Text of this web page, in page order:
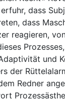
dass
dass
reagieren,
und
der
Redner